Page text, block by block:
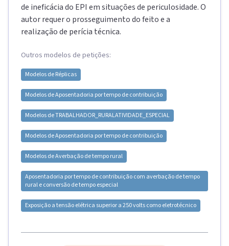
de ineficácia do EPI em situações de periculosidade. O
autor requer o prosseguimento do feito e a
realização de perícia técnica.
Outros modelos de petições:
Modelos deRéplicas
Modelos deAposentadoria por tempo de contribuição
Modelos deTRABALHADOR_RURALATIVIDADE_ESPECIAL
Modelos deAposentadoria por tempo de contribuição
Modelos deAverbação de tempo rural
Aposentadoria por tempo de contribuição com averbação de tempo
rural e conversão de tempo especial
Exposição a tensão elétrica superior a 250 volts como eletrotécnico